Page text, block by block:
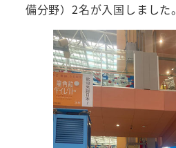
備分野）2名が入国しました。